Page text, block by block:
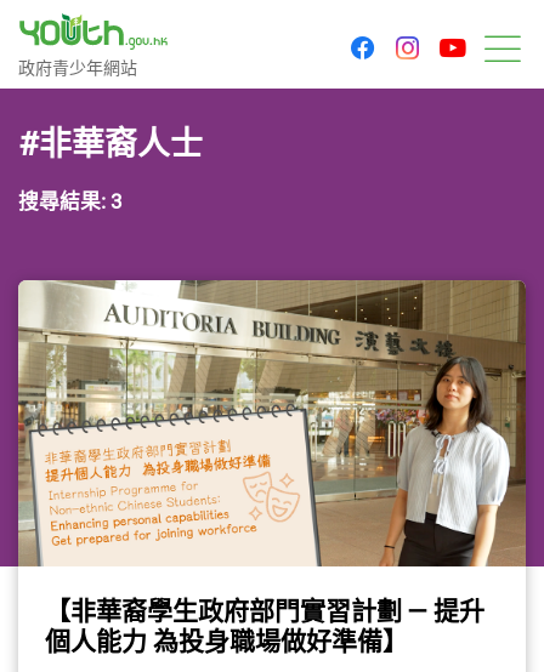
政府青少年網站
政府青少年網站
facebookinstagram
#非華裔人士
搜尋結果: 3
【非華裔學生政府部門實習計劃 — 提升
個人能力 為投身職場做好準備】